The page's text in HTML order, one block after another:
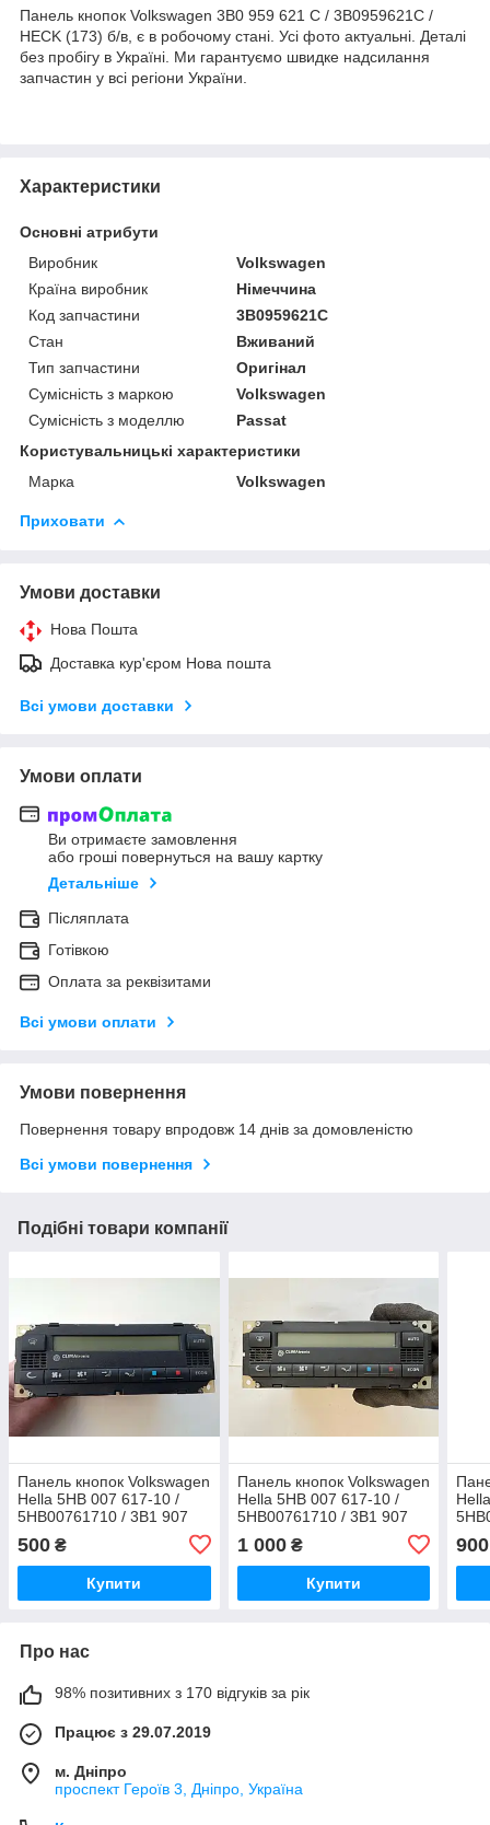
Панель кнопок Volkswagen 3B0 959 621 C / 3B0959621C /
HECK (173) б/в, є в робочому стані. Усі фото актуальні. Деталі
без пробігу в Україні. Ми гарантуємо швидке надсилання
запчастин у всі регіони України.
Характеристики
Основні атрибути
Виробник
Volkswagen
Країна виробник
Німеччина
Код запчастини
3B0959621C
Стан
Вживаний
Тип запчастини
Оригінал
Сумісність з маркою
Volkswagen
Сумісність з моделлю
Passat
Користувальницькі характеристики
Марка
Volkswagen
Приховати
Умови доставки
Нова Пошта
Доставка кур'єром Нова пошта
Всі умови доставки
Умови оплати
Ви отримаєте замовлення
або гроші повернуться на вашу картку
Детальніше
Післяплата
Готівкою
Оплата за реквізитами
Всі умови оплати
Умови повернення
Повернення товару впродовж 14 днів за домовленістю
Всі умови повернення
Подібні товари компанії
Панель кнопок Volkswagen
Hella 5HB 007 617-10 /
5HB00761710 / 3B1 907
BL/RT
500 ₴
Купити
Панель кнопок Volkswagen
Hella 5HB 007 617-10 /
5HB00761710 / 3B1 907
1 000₴
Купити
900
Про нас
98% позитивних з 170 відгуків за рік
Працює з 29.07.2019
м. Дніпро
проспект Героїв 3, Дніпро, Україна